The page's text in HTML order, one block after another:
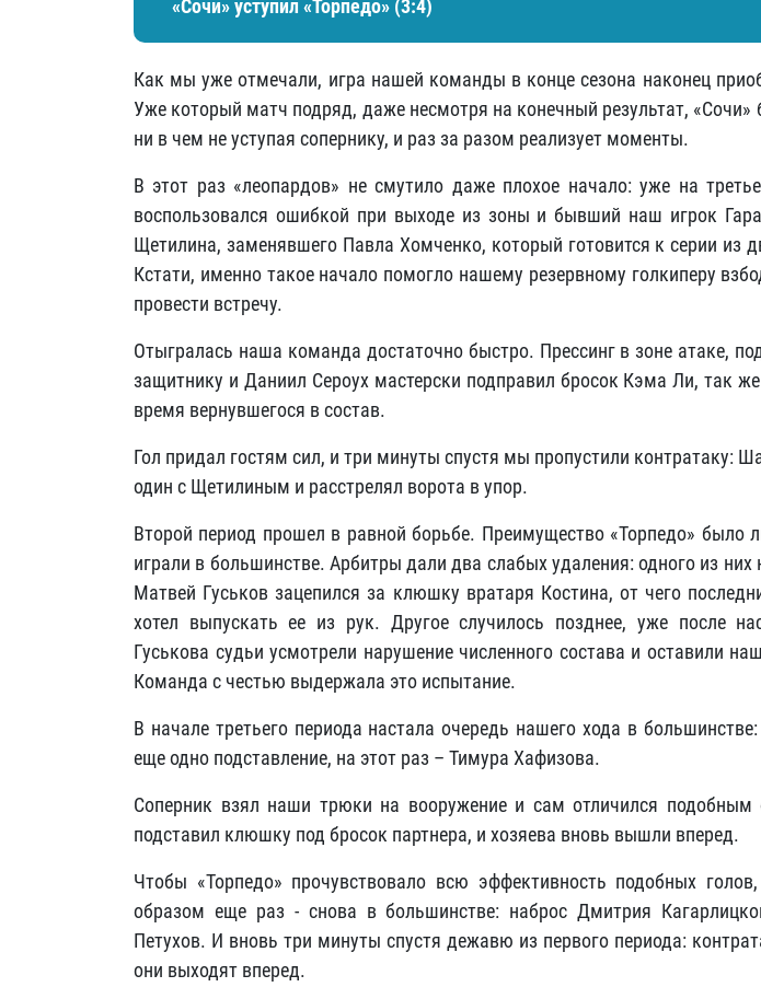
«Сочи» уступил «Торпедо» (3:4)
Как мы уже отмечали, игра нашей команды в конце сезона наконец
Уже который матч подряд, даже несмотря на конечный результат, «Сочи»
ни в чем не уступая сопернику, и раз за разом реализует моменты.
В этот раз «леопардов» не смутило даже плохое начало: уже на
воспользовался ошибкой при выходе из зоны и бывший наш игрок
Щетилина, заменявшего Павла Хомченко, который готовится к серии из
Кстати, именно такое начало помогло нашему резервному голкиперу
провести встречу.
Отыгралась наша команда достаточно быстро. Прессинг в зоне атаке,
защитнику и Даниил Сероух мастерски подправил бросок Кэма Ли, так
время вернувшегося в состав.
Гол придал гостям сил, и три минуты спустя мы пропустили контратаку:
один с Щетилиным и расстрелял ворота в упор.
Второй период прошел в равной борьбе. Преимущество «Торпедо» было
играли в большинстве. Арбитры дали два слабых удаления: одного из
Матвей Гуськов зацепился за клюшку вратаря Костина, от чего
хотел выпускать ее из рук. Другое случилось позднее, уже после
Гуськова судьи усмотрели нарушение численного состава и оставили
Команда с честью выдержала это испытание.
В начале третьего периода настала очередь нашего хода в
еще одно подставление, на этот раз – Тимура Хафизова.
Соперник взял наши трюки на вооружение и сам отличился подобным
подставил клюшку под бросок партнера, и хозяева вновь вышли вперед.
Чтобы «Торпедо» прочувствовало всю эффективность подобных
образом еще раз - снова в большинстве: наброс Дмитрия
Петухов. И вновь три минуты спустя дежавю из первого периода:
они выходят вперед.